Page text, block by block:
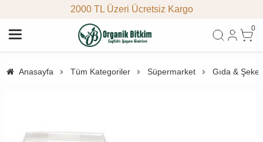
2000 TL Üzeri Ücretsiz Kargo
0
Anasayfa Tüm Kategoriler Süpermarket Gıda &